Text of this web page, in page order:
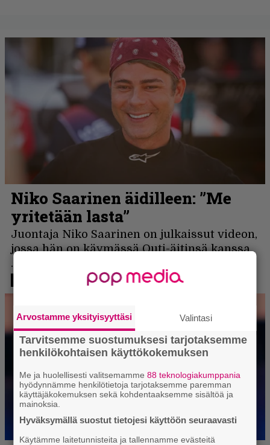
Arvostamme yksityisyyttäsi Valintasi
Tarvitsemme suostumuksesi tarjotaksemme
henkilökohtaisen käyttökokemuksen
Me ja huolellisesti valitsemamme88 teknologiakumppania
hyödynnämme henkilötietoja tarjotaksemme paremman
käyttäjäkokemuksen sekä kohdentaaksemme sisältöä ja
mainoksia.
Hyväksymällä suostut tietojesi käyttöön seuraavasti
Käytämme laitetunnisteita ja tallennamme evästeitä